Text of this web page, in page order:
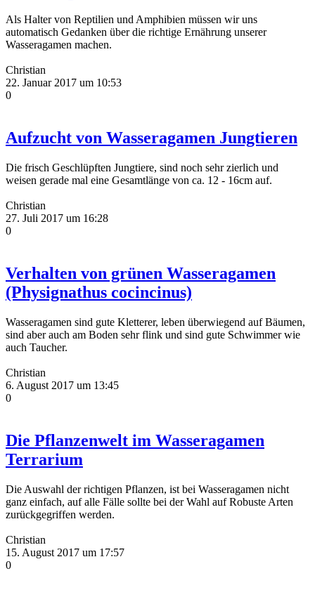
Als Halter von Reptilien und Amphibien müssen wir uns
automatisch Gedanken über die richtige Ernährung unserer
Wasseragamen machen.
Christian
22. Januar 2017 um 10:53
0
Aufzucht von Wasseragamen Jungtieren
Die frisch Geschlüpften Jungtiere, sind noch sehr zierlich und
weisen gerade mal eine Gesamtlänge von ca. 12 - 16cm auf.
Christian
27. Juli 2017 um 16:28
0
Verhalten von grünen Wasseragamen
(Physignathus cocincinus)
Wasseragamen sind gute Kletterer, leben überwiegend auf Bäumen,
sind aber auch am Boden sehr flink und sind gute Schwimmer wie
auch Taucher.
Christian
6. August 2017 um 13:45
0
Die Pflanzenwelt im Wasseragamen
Terrarium
Die Auswahl der richtigen Pflanzen, ist bei Wasseragamen nicht
ganz einfach, auf alle Fälle sollte bei der Wahl auf Robuste Arten
zurückgegriffen werden.
Christian
15. August 2017 um 17:57
0